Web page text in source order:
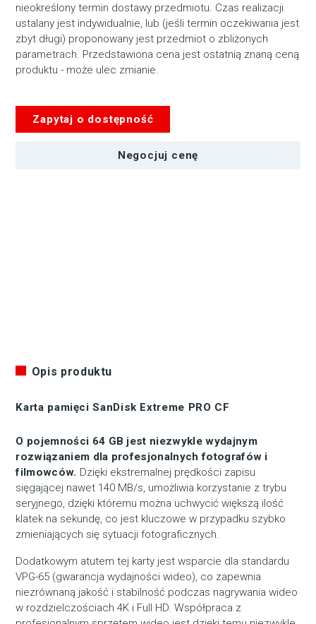
nieokreślony termin dostawy przedmiotu. Czas realizacji
ustalany jest indywidualnie, lub (jeśli termin oczekiwania jest
zbyt długi) proponowany jest przedmiot o zbliżonych
parametrach. Przedstawiona cena jest ostatnią znaną ceną
produktu - może ulec zmianie.
Zapytaj o dostępność
Negocjuj cenę
Opis produktu
Karta pamięci SanDisk Extreme PRO CF
O pojemności 64 GB jest niezwykle wydajnym
rozwiązaniem dla profesjonalnych fotografów i
filmowców. Dzięki ekstremalnej prędkości zapisu
sięgającej nawet 140 MB/s, umożliwia korzystanie z trybu
seryjnego, dzięki któremu można uchwycić większą ilość
klatek na sekundę, co jest kluczowe w przypadku szybko
zmieniających się sytuacji fotograficznych.
Dodatkowym atutem tej karty jest wsparcie dla standardu
VPG-65 (gwarancja wydajności wideo), co zapewnia
niezrównaną jakość i stabilność podczas nagrywania wideo
w rozdzielczościach 4K i Full HD. Współpraca z